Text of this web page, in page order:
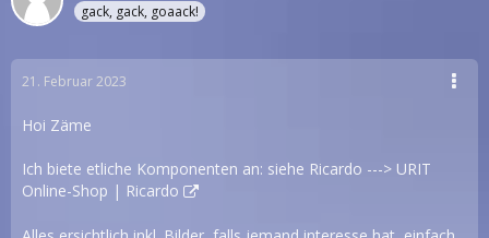
gack, gack, goaack!
21. Februar 2023
Hoi Zäme
Ich biete etliche Komponenten an: siehe Ricardo ---> URIT
Online-Shop | Ricardo